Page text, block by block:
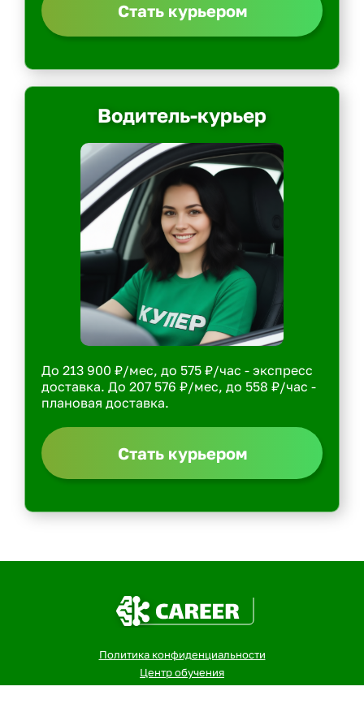
Стать курьером
Водитель-курьер
До 213 900 ₽/мес, до 575 ₽/час - экспресс
доставка. До 207 576 ₽/мес, до 558 ₽/час -
плановая доставка.
Стать курьером
Политика конфиденциальности
Центр обучения